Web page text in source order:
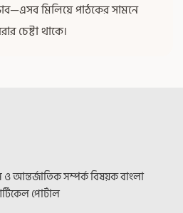
মিলিয়ে পাঠকের সামনে
চেষ্টা থাকে।
আন্তর্জাতিক সম্পর্ক বিষয়ক বাংলা
পোর্টাল